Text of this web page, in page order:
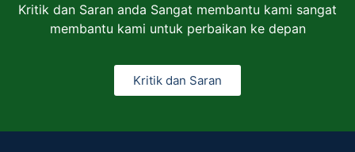
Kritik dan Saran anda Sangat membantu kami sangat
membantu kami untuk perbaikan ke depan
Kritik dan Saran